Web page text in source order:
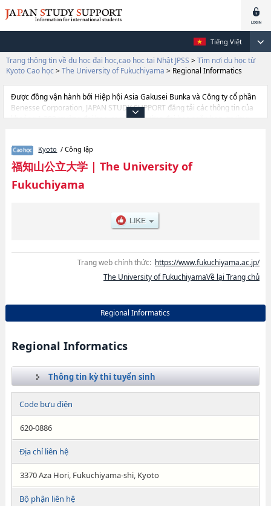
Tiếng Việt
Trang thông tin về du học đại học,cao học tại Nhật JPSS > Tìm nơi du học từ
Kyoto Cao học > The University of Fukuchiyama > Regional Informatics
Được đồng vận hành bởi Hiệp hội Asia Gakusei Bunka và Công ty cổ phần
Benesse Corporation, JAPAN STUDY SUPPORT đăng tải các thông tin của
khoảng 1.300 trường đại học, cao học, trường đại học ngắn hạn, trường
thông tin cần thiết dành cho du học sinh, như là về các Regional
Informatics, thông tin về từng khoa nghiên cứu, thông tin liên quan đến thi
tuyển như số lượng tuyển sinh, số lượng trúng tuyển, cở sở trang thiết bị,
hướng dẫn địa điểm v.v...
Kyoto / Công lập
福知山公立大学| The University of
Fukuchiyama
Trang web chính thức: https://www.fukuchiyama.ac.jp/
The University of FukuchiyamaVề lại Trang chủ
Regional Informatics
Regional Informatics
Thông tin kỳ thi tuyển sinh
Code bưu điện
620-0886
Địa chỉ liên hệ
3370 Aza Hori, Fukuchiyama-shi, Kyoto
Bộ phận liên hệ